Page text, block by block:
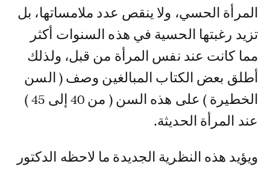
المرأة الحسي، ولا ينقص عدد ملامساتها، بل
تزيد رغبتها الحسية في هذه السنوات أكثر
مما كانت عند نفس المرأة من قبل، ولذلك
أطلق بعض الكتاب المبالغين وصف ( السن
الخطيرة ) على هذه السن ( من 40 إلى 45 )
عند المرأة الحديثة.
ويؤيد هذه النظرية الجديدة ما لاحظه الدكتور